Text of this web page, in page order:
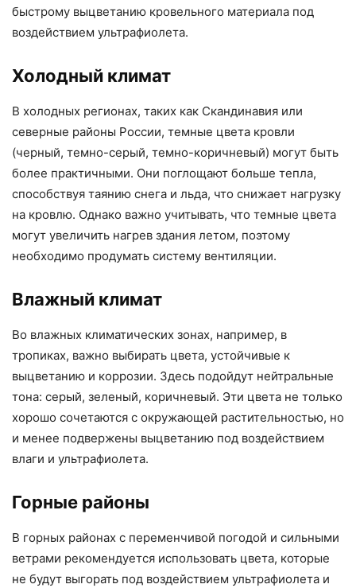
быстрому выцветанию кровельного материала под
воздействием ультрафиолета.
Холодный климат
В холодных регионах, таких как Скандинавия или
северные районы России, темные цвета кровли
(черный, темно-серый, темно-коричневый) могут быть
более практичными. Они поглощают больше тепла,
способствуя таянию снега и льда, что снижает нагрузку
на кровлю. Однако важно учитывать, что темные цвета
могут увеличить нагрев здания летом, поэтому
необходимо продумать систему вентиляции.
Влажный климат
Во влажных климатических зонах, например, в
тропиках, важно выбирать цвета, устойчивые к
выцветанию и коррозии. Здесь подойдут нейтральные
тона: серый, зеленый, коричневый. Эти цвета не только
хорошо сочетаются с окружающей растительностью, но
и менее подвержены выцветанию под воздействием
влаги и ультрафиолета.
Горные районы
В горных районах с переменчивой погодой и сильными
ветрами рекомендуется использовать цвета, которые
не будут выгорать под воздействием ультрафиолета и